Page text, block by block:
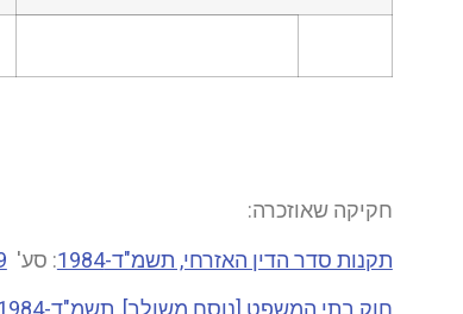
חקיקה שאוזכרה:
תקנות סדר הדין האזרחי, תשמ"ד-1984
: סע'
חוק בתי המשפט [נוסח משולב], תשמ"ד-1984